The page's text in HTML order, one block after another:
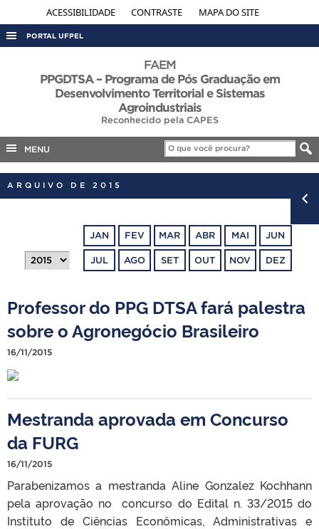
ACESSIBILIDADE CONTRASTE MAPA DO SITE
PORTAL UFPEL
AUDITORIA
INTERNACIONAL
TELEFONES
FAEM
PPGDTSA – Programa de Pós Graduação em
Desenvolvimento Territorial e Sistemas
Agroindustriais
Reconhecido pela CAPES
MENU
ARQUIVO DE 2015
JAN FEV MAR ABR MAI JUN
JUL AGO SET OUT NOV DEZ
Professor do PPG DTSA fará palestra
sobre o Agronegócio Brasileiro
16/11/2015
Mestranda aprovada em Concurso
da FURG
16/11/2015
Parabenizamos a mestranda Aline Gonzalez Kochhann
pela aprovação no concurso do Edital n. 33/2015 do
Instituto de Ciências Econômicas, Administrativas e